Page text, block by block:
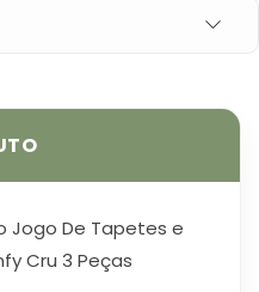
Jogo De Tapetes e
Cru 3 Peças